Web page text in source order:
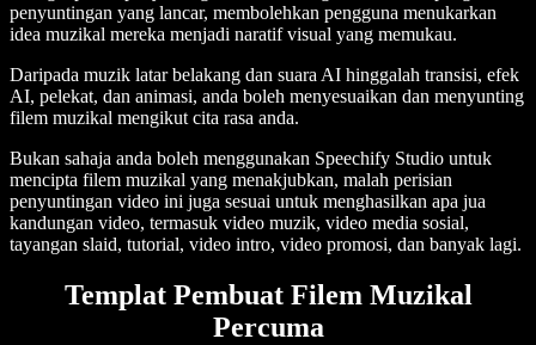
penyuntingan yang lancar, membolehkan pengguna menukarkan
idea muzikal mereka menjadi naratif visual yang memukau.
Daripada muzik latar belakang dan suara AI hinggalah transisi, efek
AI, pelekat, dan animasi, anda boleh menyesuaikan dan menyunting
filem muzikal mengikut cita rasa anda.
Bukan sahaja anda boleh menggunakan Speechify Studio untuk
mencipta filem muzikal yang menakjubkan, malah perisian
penyuntingan video ini juga sesuai untuk menghasilkan apa jua
kandungan video, termasuk video muzik, video media sosial,
tayangan slaid, tutorial, video intro, video promosi, dan banyak lagi.
Templat Pembuat Filem Muzikal
Percuma